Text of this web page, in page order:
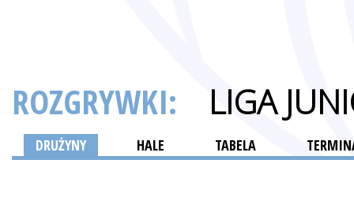
ROZGRYWKI: LIGA
DRUŻYNY HALE TABELA